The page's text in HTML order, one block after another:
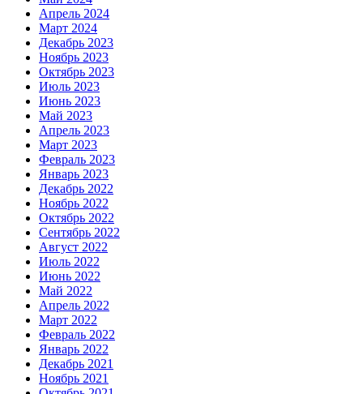
Апрель 2024
Март 2024
Декабрь 2023
Ноябрь 2023
Октябрь 2023
Июль 2023
Июнь 2023
Май 2023
Апрель 2023
Март 2023
Февраль 2023
Январь 2023
Декабрь 2022
Ноябрь 2022
Октябрь 2022
Сентябрь 2022
Август 2022
Июль 2022
Июнь 2022
Май 2022
Апрель 2022
Март 2022
Февраль 2022
Январь 2022
Декабрь 2021
Ноябрь 2021